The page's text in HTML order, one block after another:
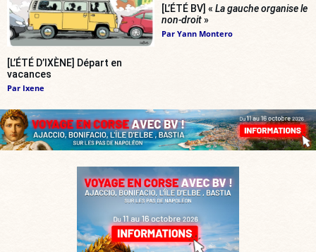
[L’ÉTÉ D’IXÈNE] Départ en
vacances
Par Ixene
[L’ÉTÉ BV] « La gauche organise le
non-droit»
Par Yann Montero